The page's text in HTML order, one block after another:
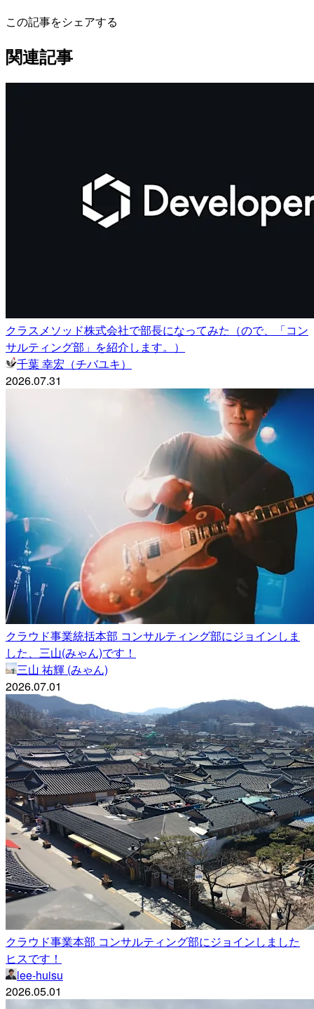
この記事をシェアする
関連記事
クラスメソッド株式会社で部長になってみた（ので、「コン
サルティング部」を紹介します。）
千葉 幸宏（チバユキ）
2026.07.31
クラウド事業統括本部 コンサルティング部にジョインしま
した、三山(みゃん)です！
三山 祐輝 (みゃん)
2026.07.01
クラウド事業本部 コンサルティング部にジョインしました
ヒスです！
lee-huisu
2026.05.01